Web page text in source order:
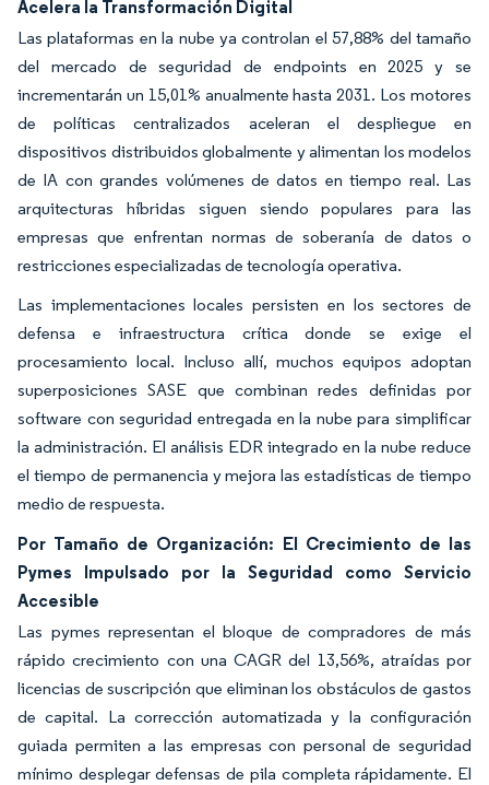
Acelera la Transformación Digital
Las plataformas en la nube ya controlan el 57,88% del tamaño
del mercado de seguridad de endpoints en 2025 y se
incrementarán un 15,01% anualmente hasta 2031. Los motores
de políticas centralizados aceleran el despliegue en
dispositivos distribuidos globalmente y alimentan los modelos
de IA con grandes volúmenes de datos en tiempo real. Las
arquitecturas híbridas siguen siendo populares para las
empresas que enfrentan normas de soberanía de datos o
restricciones especializadas de tecnología operativa.
Las implementaciones locales persisten en los sectores de
defensa e infraestructura crítica donde se exige el
procesamiento local. Incluso allí, muchos equipos adoptan
superposiciones SASE que combinan redes definidas por
software con seguridad entregada en la nube para simplificar
la administración. El análisis EDR integrado en la nube reduce
el tiempo de permanencia y mejora las estadísticas de tiempo
medio de respuesta.
Por Tamaño de Organización: El Crecimiento de las
Pymes Impulsado por la Seguridad como Servicio
Accesible
Las pymes representan el bloque de compradores de más
rápido crecimiento con una CAGR del 13,56%, atraídas por
licencias de suscripción que eliminan los obstáculos de gastos
de capital. La corrección automatizada y la configuración
guiada permiten a las empresas con personal de seguridad
mínimo desplegar defensas de pila completa rápidamente. El